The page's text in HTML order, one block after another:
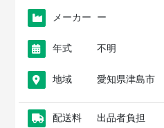
メーカー ー
年式 不明
地域 愛知県津島市
配送料 出品者負担